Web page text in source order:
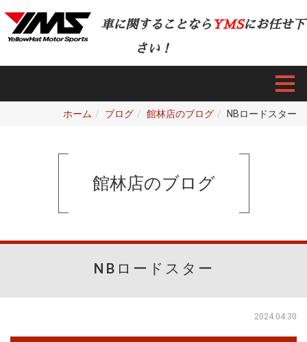
車に関することなら YMSにお任せ下
さい！
ホーム ブログ 館林店のブログ NBロードスター
館林店のブログ
NBロードスター
2024.04.30